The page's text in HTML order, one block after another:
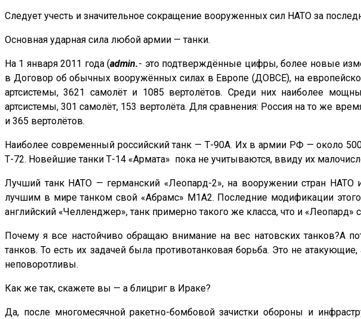
Следует учесть и значительное сокращение вооруженных сил НАТО за
Основная ударная сила любой армии — танки.
На 1 января 2011 года (admin.- это подтверждённые цифры, более новые
в Договор об обычных вооружённых силах в Европе (ДОВСЕ), на
артсистемы, 3621 самолёт и 1085 вертолётов. Среди них наиболее
артсистемы, 301 самолёт, 153 вертолёта. Для сравнения: Россия на то же
и 365 вертолётов.
Наиболее современный российский танк — Т-90А. Их в армии РФ — около
Т-72. Новейшие танки Т-14 «Армата» пока не учитываются, ввиду их
Лучший танк НАТО — германский «Леопард-2», на вооружении стран НАТО
лучшим в мире танком свой «Абрамс» М1А2. Последние модификации
английский «Челленджер», танк примерно такого же класса, что и
Почему я все настойчиво обращаю внимание на вес натовских танков?А
танков. То есть их задачей была противотанковая борьба. Это не
неповоротливы.
Как же так, скажете вы — а блицриг в Ираке?
Да, после многомесячной ракетно-бомбовой зачистки обороны и